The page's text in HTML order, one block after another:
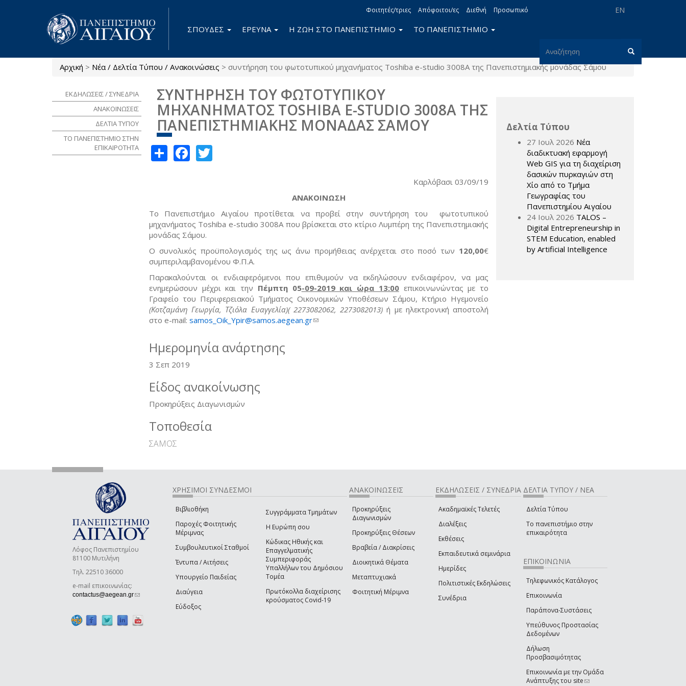
EN
Φοιτητές/τριες Απόφοιτοι/ες Διεθνή Προσωπικό
Φόρμα
αναζήτησης
Αναζήτηση
ΣΠΟΥΔΕΣ ΕΡΕΥΝΑ Η ΖΩΗ ΣΤΟ ΠΑΝΕΠΙΣΤΗΜΙΟ ΤΟ ΠΑΝΕΠΙΣΤΗΜΙΟ
Είστε εδώ
Αρχική > Νέα / Δελτία Τύπου / Ανακοινώσεις > συντήρηση του φωτοτυπικού μηχανήματος Toshiba e-studio 3008A της Πανεπιστημιακής μονάδας Σάμου
ΣΥΝΤΗΡΗΣΗ ΤΟΥ ΦΩΤΟΤΥΠΙΚΟΥ
ΜΗΧΑΝΗΜΑΤΟΣ TOSHIBA E-STUDIO 3008A ΤΗΣ
ΠΑΝΕΠΙΣΤΗΜΙΑΚΗΣ ΜΟΝΑΔΑΣ ΣΑΜΟΥ
ShareFacebook
Καρλόβασι 03/09/19
ΑΝΑΚΟΙΝΩΣΗ
Το Πανεπιστήμιο Αιγαίου προτίθεται να προβεί στην συντήρηση του φωτοτυπικού
μηχανήματος Toshiba e-studio 3008A που βρίσκεται στο κτίριο Λυμπέρη της Πανεπιστημιακής
μονάδας Σάμου.
Ο συνολικός προϋπολογισμός της ως άνω προμήθειας ανέρχεται στο ποσό των 120,00€
συμπεριλαμβανομένου Φ.Π.Α.
Παρακαλούνται οι ενδιαφερόμενοι που επιθυμούν να εκδηλώσουν ενδιαφέρον, να μας
ενημερώσουν μέχρι και την Πέμπτη 05-09-2019 και ώρα 13:00 επικοινωνώντας με το
Γραφείο του Περιφερειακού Τμήματος Οικονομικών Υποθέσεων Σάμου, Κτήριο Ηγεμονείο
(Κοτζαμάνη Γεωργία, Τζιόλα Ευαγγελία)( 2273082062, 2273082013) ή με ηλεκτρονική αποστολή
στο e-mail: samos_Oik_Ypir@samos.aegean.gr(link sends e-mail)
Ημερομηνία ανάρτησης
3 Σεπ 2019
Είδος ανακοίνωσης
Προκηρύξεις Διαγωνισμών
Τοποθεσία
ΣΑΜΟΣ
ΕΚΔΗΛΩΣΕΙΣ / ΣΥΝΕΔΡΙΑ
ΑΝΑΚΟΙΝΩΣΕΙΣ
ΔΕΛΤΙΑ ΤΥΠΟΥ
ΤΟ ΠΑΝΕΠΙΣΤΗΜΙΟ ΣΤΗΝ
ΕΠΙΚΑΙΡΟΤΗΤΑ
Δελτία Τύπου
27 Ιουλ 2026 Νέα
διαδικτυακή εφαρμογή
Web GIS για τη διαχείριση
δασικών πυρκαγιών στη
Χίο από το Τμήμα
Γεωγραφίας του
Πανεπιστημίου Αιγαίου
24 Ιουλ 2026 TALOS –
Digital Entrepreneurship in
STEM Education, enabled
by Artificial Intelligence
Λόφος Πανεπιστημίου
81100 Μυτιλήνη
Τηλ. 22510 36000
e-mail επικοινωνίας:
contactus@aegean.gr(link sends e-mail)
ΧΡΗΣΙΜΟΙ ΣΥΝΔΕΣΜΟΙ
Βιβλιοθήκη
Παροχές Φοιτητικής
Μέριμνας
Συμβουλευτικοί Σταθμοί
Έντυπα / Αιτήσεις
Υπουργείο Παιδείας
Διαύγεια
Εύδοξος
Συγγράμματα Τμημάτων
Η Ευρώπη σου
Κώδικας Ηθικής και
Επαγγελματικής
Συμπεριφοράς
Υπαλλήλων του Δημόσιου
Τομέα
Πρωτόκολλα διαχείρισης
κρούσματος Covid-19
ΑΝΑΚΟΙΝΩΣΕΙΣ
Προκηρύξεις
Διαγωνισμών
Προκηρύξεις Θέσεων
Βραβεία / Διακρίσεις
Διοικητικά Θέματα
Μεταπτυχιακά
Φοιτητική Μέριμνα
ΕΚΔΗΛΩΣΕΙΣ / ΣΥΝΕΔΡΙΑ
Ακαδημαϊκές Τελετές
Διαλέξεις
Εκθέσεις
Εκπαιδευτικά σεμινάρια
Ημερίδες
Πολιτιστικές Εκδηλώσεις
Συνέδρια
ΔΕΛΤΙΑ ΤΥΠΟΥ / ΝΕΑ
Δελτία Τύπου
Το πανεπιστήμιο στην
επικαιρότητα
ΕΠΙΚΟΙΝΩΝΙΑ
Τηλεφωνικός Κατάλογος
Επικοινωνία
Παράπονα-Συστάσεις
Υπεύθυνος Προστασίας
Δεδομένων
Δήλωση
Προσβασιμότητας
Επικοινωνία με την Ομάδα
Ανάπτυξης του site(link sends e-mail)